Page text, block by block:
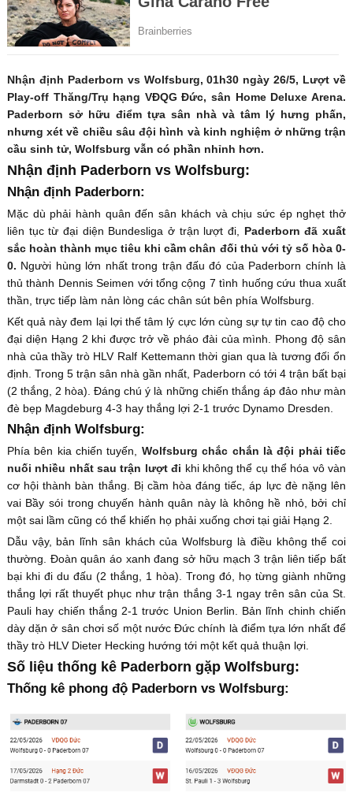
Nhận định Paderborn vs Wolfsburg, 01h30 ngày 26/5, Lượt về
Play-off Thăng/Trụ hạng VĐQG Đức, sân Home Deluxe Arena.
Paderborn sở hữu điểm tựa sân nhà và tâm lý hưng phấn,
nhưng xét về chiều sâu đội hình và kinh nghiệm ở những trận
cầu sinh tử, Wolfsburg vẫn có phần nhỉnh hơn.
Nhận định Paderborn vs Wolfsburg:
Nhận định Paderborn:
Mặc dù phải hành quân đến sân khách và chịu sức ép nghẹt thở
liên tục từ đại diện Bundesliga ở trận lượt đi, Paderborn đã xuất
sắc hoàn thành mục tiêu khi cầm chân đối thủ với tỷ số hòa 0-
0. Người hùng lớn nhất trong trận đấu đó của Paderborn chính là
thủ thành Dennis Seimen với tổng cộng 7 tình huống cứu thua xuất
thần, trực tiếp làm nản lòng các chân sút bên phía Wolfsburg.
Kết quả này đem lại lợi thế tâm lý cực lớn cùng sự tự tin cao độ cho
đại diện Hạng 2 khi được trở về pháo đài của mình. Phong độ sân
nhà của thầy trò HLV Ralf Kettemann thời gian qua là tương đối ổn
định. Trong 5 trận sân nhà gần nhất, Paderborn có tới 4 trận bất bại
(2 thắng, 2 hòa). Đáng chú ý là những chiến thắng áp đảo như màn
đè bẹp Magdeburg 4-3 hay thắng lợi 2-1 trước Dynamo Dresden.
Nhận định Wolfsburg:
Phía bên kia chiến tuyến, Wolfsburg chắc chắn là đội phải tiếc
nuối nhiều nhất sau trận lượt đi khi không thể cụ thể hóa vô vàn
cơ hội thành bàn thắng. Bị cầm hòa đáng tiếc, áp lực đè nặng lên
vai Bầy sói trong chuyến hành quân này là không hề nhỏ, bởi chỉ
một sai lầm cũng có thể khiến họ phải xuống chơi tại giải Hạng 2.
Dẫu vậy, bản lĩnh sân khách của Wolfsburg là điều không thể coi
thường. Đoàn quân áo xanh đang sở hữu mạch 3 trận liên tiếp bất
bại khi đi du đấu (2 thắng, 1 hòa). Trong đó, họ từng giành những
thắng lợi rất thuyết phục như trận thắng 3-1 ngay trên sân của St.
Pauli hay chiến thắng 2-1 trước Union Berlin. Bản lĩnh chinh chiến
dày dặn ở sân chơi số một nước Đức chính là điểm tựa lớn nhất để
thầy trò HLV Dieter Hecking hướng tới một kết quả thuận lợi.
Số liệu thống kê Paderborn gặp Wolfsburg:
Thống kê phong độ Paderborn vs Wolfsburg: